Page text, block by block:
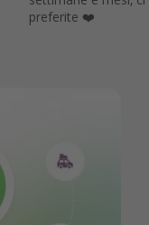
preferite ❤️